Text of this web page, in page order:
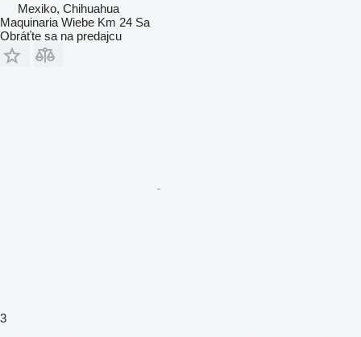
Mexiko, Chihuahua
Maquinaria Wiebe Km 24 Sa
Obráťte sa na predajcu
3